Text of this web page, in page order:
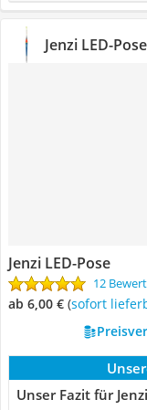
Jenzi LED-Pose
Jenzi LED-Pose
12
ab 6,00 € ( Sofort
Unser Fazit für